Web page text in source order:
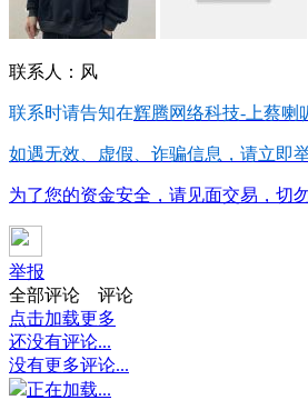
联系人：风
联系时请告知在辉腾网络科技-上蔡喇
如遇无效、虚假、诈骗信息，请立即
为了您的资金安全，请见面交易，切
举报
全部评论
评论
点击加载更多
还没有评论...
没有更多评论...
正在加载...